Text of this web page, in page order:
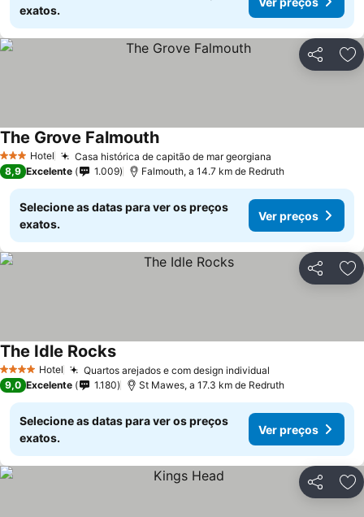
exatos.
Partilhar
3 EstrelasHotel Casa histórica de capitão de mar georgiana
The Grove Falmouth
8,9 Excelente 1.009 Falmouth, a 14.7 km de Redruth
Selecione as datas para ver os preços
exatos.
Ver preços
Partilhar
4 EstrelasHotel Quartos arejados e com design individual
The Idle Rocks
9,0 Excelente 1.180 St Mawes, a 17.3 km de Redruth
Selecione as datas para ver os preços
exatos.
Ver preços
Partilhar